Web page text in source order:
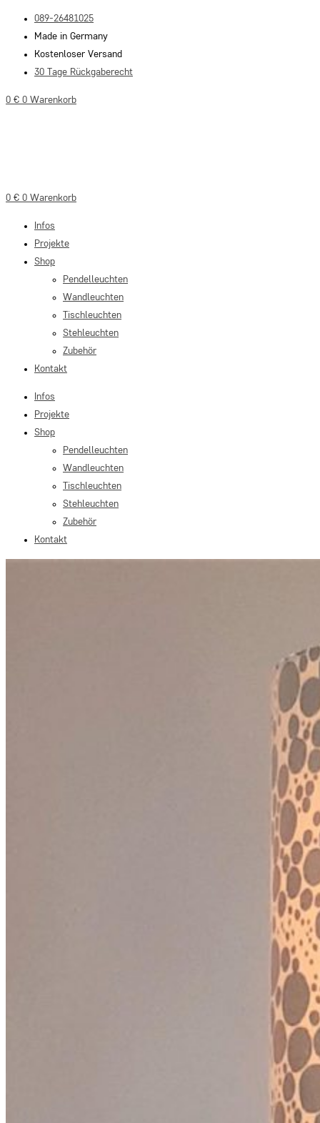
Inhalt
springen
089-26481025
Made in Germany
Kostenloser Versand
30 Tage Rückgaberecht
0 € 0 Warenkorb
0 € 0 Warenkorb
Infos
Projekte
Shop
Pendelleuchten
Wandleuchten
Tischleuchten
Stehleuchten
Zubehör
Kontakt
Infos
Projekte
Shop
Pendelleuchten
Wandleuchten
Tischleuchten
Stehleuchten
Zubehör
Kontakt